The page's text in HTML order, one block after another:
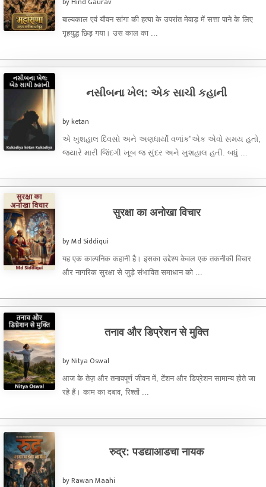
बाल्यकाल एवं यौवन सांगा की हत्या के उपरांत मेवाड़ में सत्ता पाने के लिए
गृहयुद्ध छिड़ गया। उस काल का ...
નસીબના ખેલ: એક સાચી કહાની
by ketan
એ ખુશહાલ દિવસો અને અણધાર્યો વળાંક"એક એવો સમય હતો,
જ્યારે મારી જિંદગી ખૂબ જ સુંદર અને ખુશહાલ હતી. બધું ...
सुरक्षा का अनोखा विचार
by Md Siddiqui
यह एक काल्पनिक कहानी है। इसका उद्देश्य केवल एक तकनीकी विचार
और नागरिक सुरक्षा से जुड़े संभावित समाधान को ...
तनाव और डिप्रेशन से मुक्ति
by Nitya Oswal
आज के तेज़ और तनावपूर्ण जीवन में, टेंशन और डिप्रेशन सामान्य होते जा
रहे हैं। काम का दबाव, रिश्तों ...
रुद्र: पडद्याआडचा नायक
by Rawan Maahi